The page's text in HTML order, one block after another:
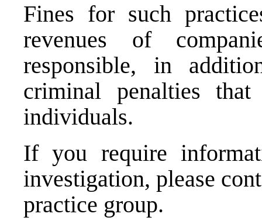
Fines for such
revenues of
responsible, in
criminal penalties
individuals.
If you require
investigation, please
practice group.